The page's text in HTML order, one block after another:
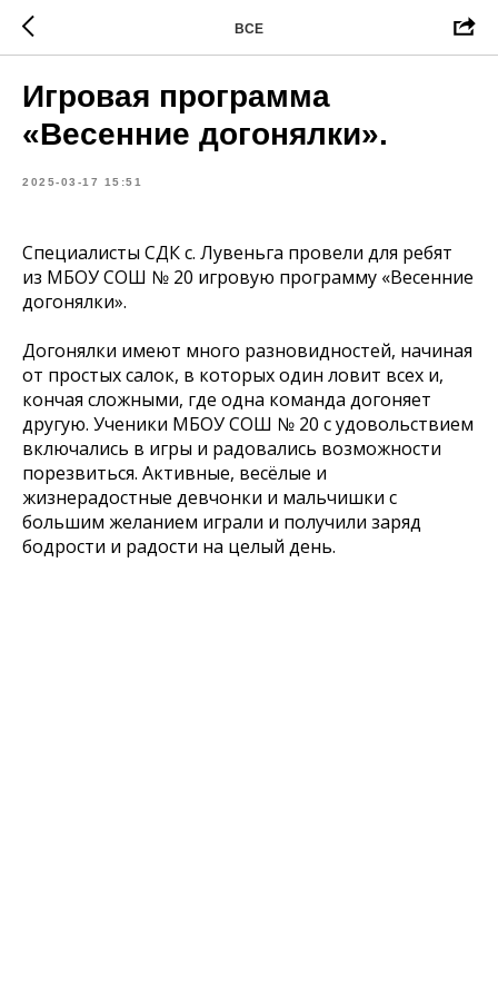
ВСЕ
Игровая программа
«Весенние догонялки».
2025-03-17 15:51
Специалисты СДК с. Лувеньга провели для ребят
из МБОУ СОШ № 20 игровую программу «Весенние
догонялки».
Догонялки имеют много разновидностей, начиная
от простых салок, в которых один ловит всех и,
кончая сложными, где одна команда догоняет
другую. Ученики МБОУ СОШ № 20 с удовольствием
включались в игры и радовались возможности
порезвиться. Активные, весёлые и
жизнерадостные девчонки и мальчишки с
большим желанием играли и получили заряд
бодрости и радости на целый день.